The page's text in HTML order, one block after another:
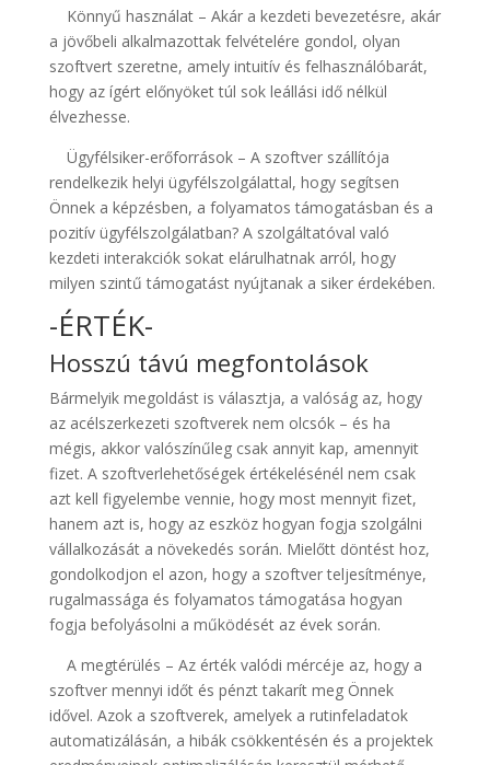
Könnyű használat – Akár a kezdeti bevezetésre, akár
a jövőbeli alkalmazottak felvételére gondol, olyan
szoftvert szeretne, amely intuitív és felhasználóbarát,
hogy az ígért előnyöket túl sok leállási idő nélkül
élvezhesse.
Ügyfélsiker-erőforrások – A szoftver szállítója
rendelkezik helyi ügyfélszolgálattal, hogy segítsen
Önnek a képzésben, a folyamatos támogatásban és a
pozitív ügyfélszolgálatban? A szolgáltatóval való
kezdeti interakciók sokat elárulhatnak arról, hogy
milyen szintű támogatást nyújtanak a siker érdekében.
-ÉRTÉK-
Hosszú távú megfontolások
Bármelyik megoldást is választja, a valóság az, hogy
az acélszerkezeti szoftverek nem olcsók – és ha
mégis, akkor valószínűleg csak annyit kap, amennyit
fizet. A szoftverlehetőségek értékelésénél nem csak
azt kell figyelembe vennie, hogy most mennyit fizet,
hanem azt is, hogy az eszköz hogyan fogja szolgálni
vállalkozását a növekedés során. Mielőtt döntést hoz,
gondolkodjon el azon, hogy a szoftver teljesítménye,
rugalmassága és folyamatos támogatása hogyan
fogja befolyásolni a működését az évek során.
A megtérülés – Az érték valódi mércéje az, hogy a
szoftver mennyi időt és pénzt takarít meg Önnek
idővel. Azok a szoftverek, amelyek a rutinfeladatok
automatizálásán, a hibák csökkentésén és a projektek